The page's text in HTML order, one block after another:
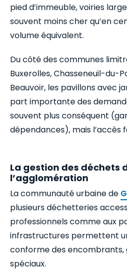
pied d’immeuble, voiries
souvent moins cher qu’en
volume équivalent.
Du côté des communes
Buxerolles, Chasseneuil-du-
Beauvoir, les pavillons avec
part importante des
souvent plus conséquent
dépendances), mais l’accès
La gestion des déchets
l’agglomération
La communauté urbaine de
plusieurs déchetteries
professionnels comme aux
infrastructures permettent
conforme des
spéciaux.